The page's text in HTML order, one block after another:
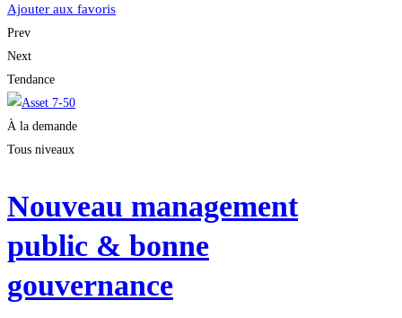
Ajouter aux favoris
Prev
Next
Tendance
À la demande
Tous niveaux
Nouveau management
public & bonne
gouvernance